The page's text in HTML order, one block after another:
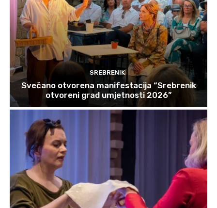
SREBRENIK
Svečano otvorena manifestacija “Srebrenik
otvoreni grad umjetnosti 2026”